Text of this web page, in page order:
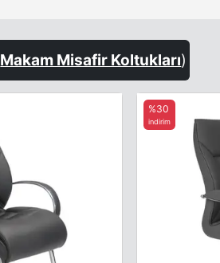
Makam Misafir Koltukları)
%30
indirim